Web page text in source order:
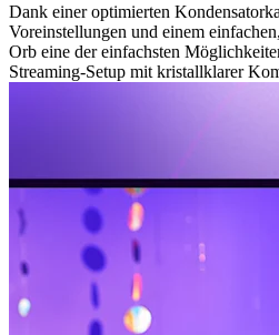
Dank einer optimierten
Voreinstellungen und einem
Orb eine der einfachsten
Streaming-Setup mit kristallklarer